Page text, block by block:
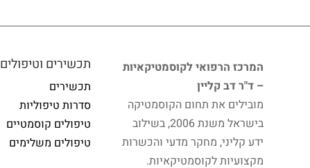
תכשירים וטיפולים
תכשירים
סדרות טיפוליות
טיפולים קוסמטיים
טיפולים משלימים
המרכז הרפואי לקוסמטיקאיות
– ד"ר דב קליין
מובילים את תחום הקוסמטיקה
בישראל משנת 2006, בשילוב
ידע קליני, מחקר מדעי והכשרות
מקצועיות לקוסמטיקאיות.